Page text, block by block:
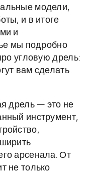
модели,
и в итоге
и
мы подробно
угловую дрель:
вам сделать
дрель — это не
инструмент,
арсенала. От
не только